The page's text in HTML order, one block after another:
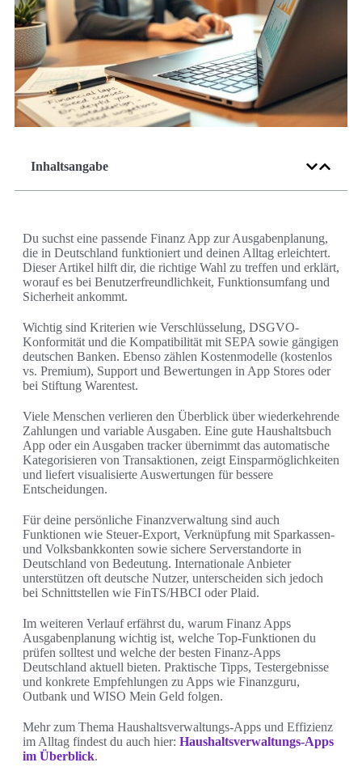
Inhaltsangabe
Du suchst eine passende Finanz App zur Ausgabenplanung,
die in Deutschland funktioniert und deinen Alltag erleichtert.
Dieser Artikel hilft dir, die richtige Wahl zu treffen und erklärt,
worauf es bei Benutzerfreundlichkeit, Funktionsumfang und
Sicherheit ankommt.
Wichtig sind Kriterien wie Verschlüsselung, DSGVO-
Konformität und die Kompatibilität mit SEPA sowie gängigen
deutschen Banken. Ebenso zählen Kostenmodelle (kostenlos
vs. Premium), Support und Bewertungen in App Stores oder
bei Stiftung Warentest.
Viele Menschen verlieren den Überblick über wiederkehrende
Zahlungen und variable Ausgaben. Eine gute Haushaltsbuch
App oder ein Ausgaben tracker übernimmt das automatische
Kategorisieren von Transaktionen, zeigt Einsparmöglichkeiten
und liefert visualisierte Auswertungen für bessere
Entscheidungen.
Für deine persönliche Finanzverwaltung sind auch
Funktionen wie Steuer-Export, Verknüpfung mit Sparkassen-
und Volksbankkonten sowie sichere Serverstandorte in
Deutschland von Bedeutung. Internationale Anbieter
unterstützen oft deutsche Nutzer, unterscheiden sich jedoch
bei Schnittstellen wie FinTS/HBCI oder Plaid.
Im weiteren Verlauf erfährst du, warum Finanz Apps
Ausgabenplanung wichtig ist, welche Top-Funktionen du
prüfen solltest und welche der besten Finanz-Apps
Deutschland aktuell bieten. Praktische Tipps, Testergebnisse
und konkrete Empfehlungen zu Apps wie Finanzguru,
Outbank und WISO Mein Geld folgen.
Mehr zum Thema Haushaltsverwaltungs-Apps und Effizienz
im Alltag findest du auch hier: Haushaltsverwaltungs-Apps
im Überblick.